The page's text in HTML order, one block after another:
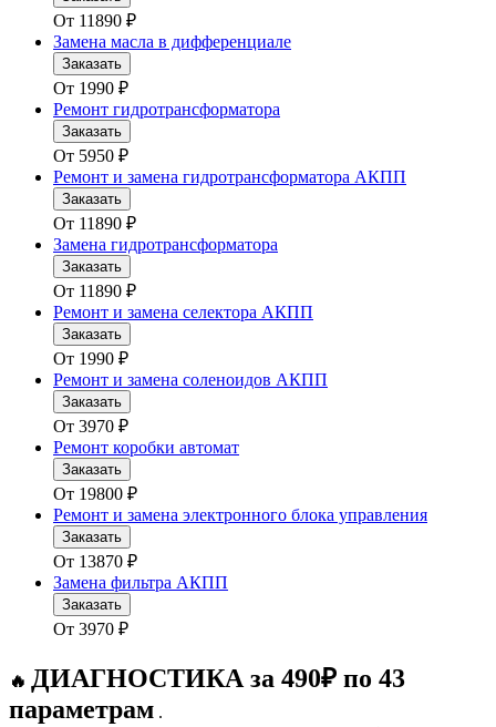
От 11890 ₽
Замена масла в дифференциале
Заказать
От 1990 ₽
Ремонт гидротрансформатора
Заказать
От 5950 ₽
Ремонт и замена гидротрансформатора АКПП
Заказать
От 11890 ₽
Замена гидротрансформатора
Заказать
От 11890 ₽
Ремонт и замена селектора АКПП
Заказать
От 1990 ₽
Ремонт и замена соленоидов АКПП
Заказать
От 3970 ₽
Ремонт коробки автомат
Заказать
От 19800 ₽
Ремонт и замена электронного блока управления
Заказать
От 13870 ₽
Замена фильтра АКПП
Заказать
От 3970 ₽
🔥 ДИАГНОСТИКА за 490₽ по 43
параметрам .